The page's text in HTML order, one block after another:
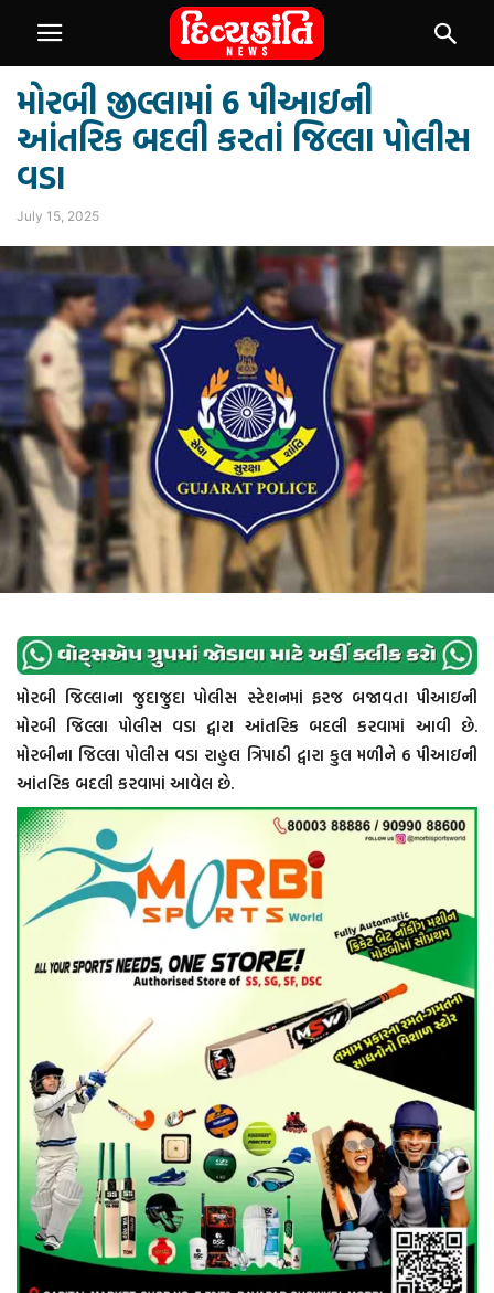
મોરબી જીલ્લામાં 6 પીઆઇની
આંતરિક બદલી કરતાં જિલ્લા પોલીસ
વડા
July 15, 2025
મોરબી જિલ્લાના જુદાજુદા પોલીસ સ્ટેશનમાં ફરજ બજાવતા પીઆઇની
મોરબી જિલ્લા પોલીસ વડા દ્વારા આંતરિક બદલી કરવામાં આવી છે.
મોરબીના જિલ્લા પોલીસ વડા રાહુલ ત્રિપાઠી દ્વારા કુલ મળીને 6 પીઆઇની
આંતરિક બદલી કરવામાં આવેલ છે.